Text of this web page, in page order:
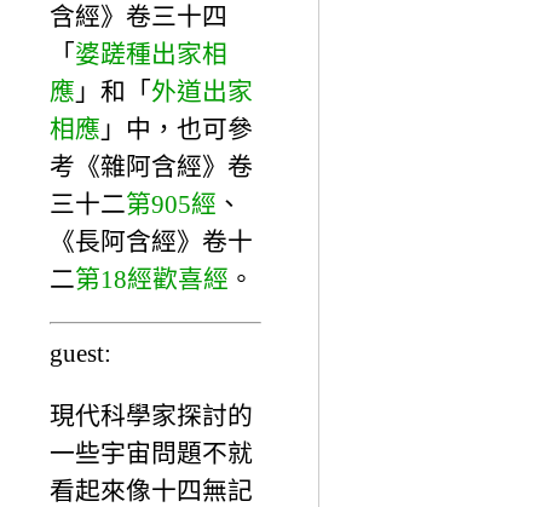
含經》卷三十四
「婆蹉種出家相
應 」和「外道出家
相應 」中，也可參
考《雜阿含經》卷
三十二第905經 、
《長阿含經》卷十
二第18經歡喜經 。
guest:
現代科學家探討的
一些宇宙問題不就
看起來像十四無記